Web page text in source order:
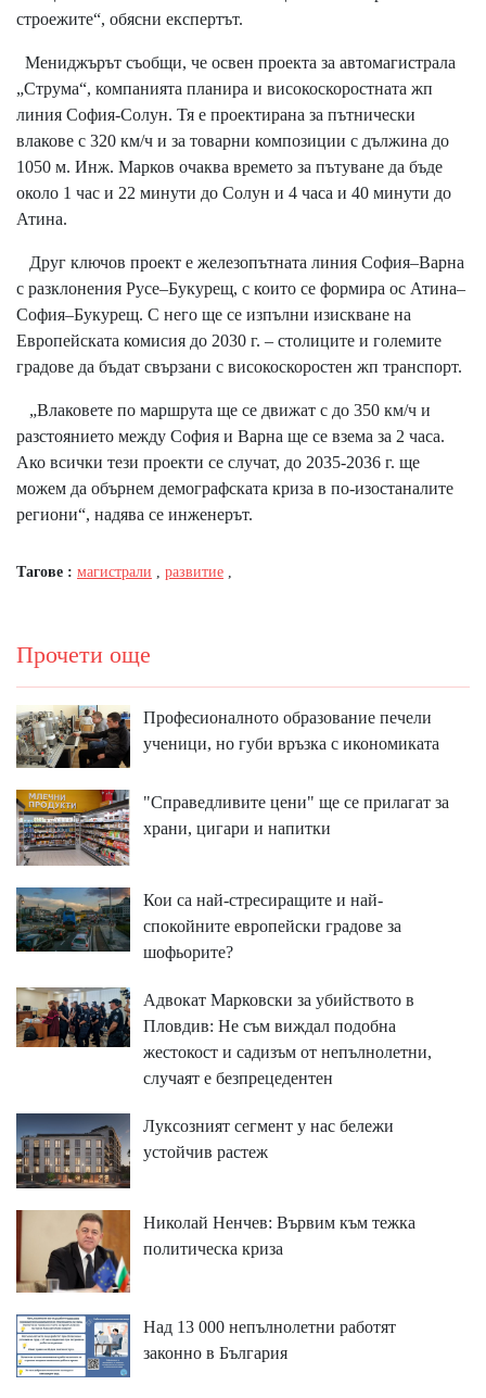
строежите“, обясни експертът.
Мениджърът съобщи, че освен проекта за автомагистрала
„Струма“, компанията планира и високоскоростната жп
линия София-Солун. Тя е проектирана за пътнически
влакове с 320 км/ч и за товарни композиции с дължина до
1050 м. Инж. Марков очаква времето за пътуване да бъде
около 1 час и 22 минути до Солун и 4 часа и 40 минути до
Атина.
Друг ключов проект е железопътната линия София–Варна
с разклонения Русе–Букурещ, с които се формира ос Атина–
София–Букурещ. С него ще се изпълни изискване на
Европейската комисия до 2030 г. – столиците и големите
градове да бъдат свързани с високоскоростен жп транспорт.
„Влаковете по маршрута ще се движат с до 350 км/ч и
разстоянието между София и Варна ще се взема за 2 часа.
Ако всички тези проекти се случат, до 2035-2036 г. ще
можем да обърнем демографската криза в по-изостаналите
региони“, надява се инженерът.
Тагове : магистрали развитие
Прочети още
Професионалното образование печели
ученици, но губи връзка с икономиката
"Справедливите цени" ще се прилагат за
храни, цигари и напитки
Кои са най-стресиращите и най-
спокойните европейски градове за
шофьорите?
Адвокат Марковски за убийството в
Пловдив: Не съм виждал подобна
жестокост и садизъм от непълнолетни,
случаят е безпрецедентен
Луксозният сегмент у нас бележи
устойчив растеж
Николай Ненчев: Вървим към тежка
политическа криза
Над 13 000 непълнолетни работят
законно в България